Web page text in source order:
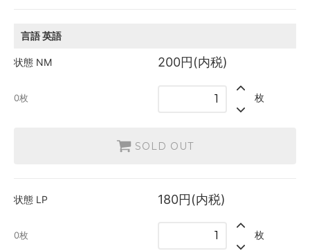
言語英語
状態 NM 200円(内税)
0枚 枚
SOLD OUT
状態 LP 180円(内税)
0枚 枚